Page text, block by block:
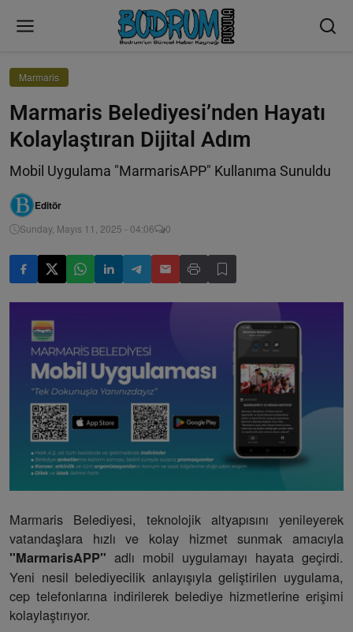
Marmaris
Marmaris Belediyesi’nden Hayatı
Kolaylaştıran Dijital Adım
Mobil Uygulama "MarmarisAPP" Kullanıma Sunuldu
Editör
Sunday, Mayıs 11, 2025 - 04:06 0
Marmaris Belediyesi, teknolojik altyapısını yenileyerek
vatandaşlara hızlı ve kolay hizmet sunmak amacıyla
"MarmarisAPP" adlı mobil uygulamayı hayata geçirdi.
Yeni nesil belediyecilik anlayışıyla geliştirilen uygulama,
cep telefonlarına indirilerek belediye hizmetlerine erişimi
kolaylaştırıyor.